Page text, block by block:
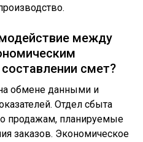
между
смет?
обмене данными и
Отдел сбыта
продажам, планируемые
заказов. Экономическое